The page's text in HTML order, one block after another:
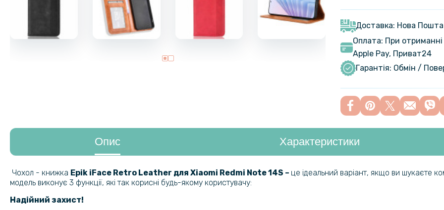
Glossy
Redmi
Film для
панель,
Redmi
Доставка: Нова
Оплата: При
Apple Pay, Приват24
Гарантія: Обмін /
Опис Характеристики
Чохол - книжка Epik iFace Retro Leather для Xiaomi Redmi Note 14S – це ідеальний варіант, якщо ви шукаєте
модель виконує 3 функції, які так корисні будь-якому користувачу:
Надійний захист!